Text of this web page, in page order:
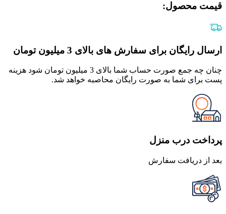
قیمت محصول:​
ارسال رایگان برای سفارش های بالای 3 میلیون تومان
چنان چه جمع صورت حساب شما بالای 3 میلیون تومان شود هزینه
پست برای شما به صورت رایگان محاصبه خواهد شد.
پرداخت درب منزل
بعد از دریافت سفارش